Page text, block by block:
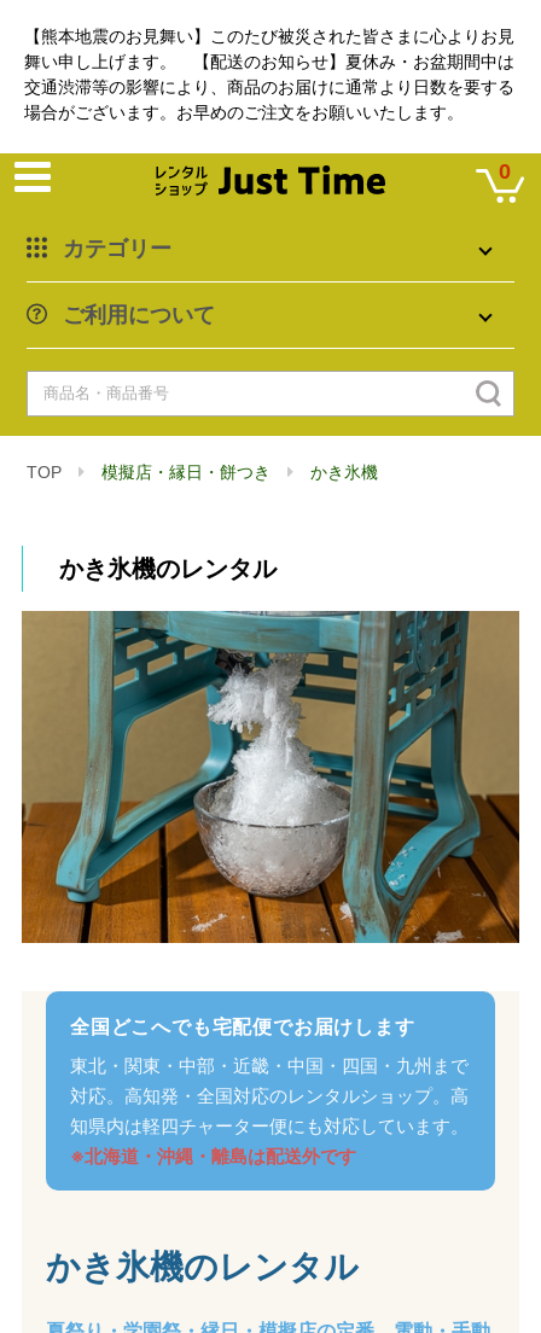
【熊本地震のお見舞い】このたび被災された皆さまに心よりお見
舞い申し上げます。 【配送のお知らせ】夏休み・お盆期間中は
交通渋滞等の影響により、商品のお届けに通常より日数を要する
場合がございます。お早めのご注文をお願いいたします。
カテゴリー
ご利用について
0
TOP 模擬店・縁日・餅つき かき氷機
かき氷機のレンタル
全国どこへでも宅配便でお届けします
東北・関東・中部・近畿・中国・四国・九州まで
対応。高知発・全国対応のレンタルショップ。高
知県内は軽四チャーター便にも対応しています。
※北海道・沖縄・離島は配送外です
かき氷機のレンタル